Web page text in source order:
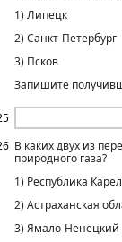
1) Липецк
2) Санкт-Петербург
3) Псков
Запишите
В каких двух из
природного газа?
1) Республика
2) Астраханская
3) Ямало-